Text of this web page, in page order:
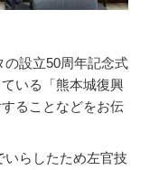
の設立50周年記念式
いる「熊本城復興
ることなどをお伝
らしたため左官技